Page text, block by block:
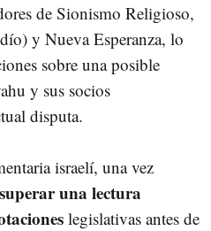
de Sionismo Religioso,
y Nueva Esperanza, lo
sobre una posible
y sus socios
disputa.
israelí, una vez
una lectura
legislativas antes de